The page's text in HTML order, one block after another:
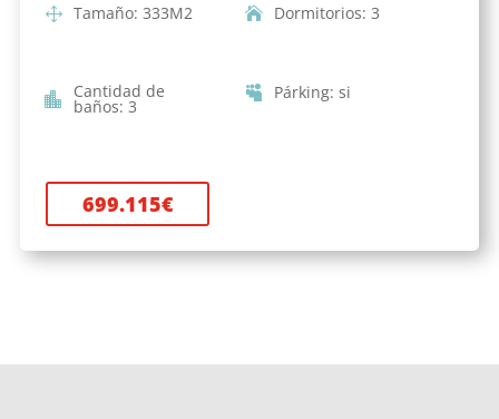
Tamaño: 333M2 Dormitorios: 3
Cantidad de
baños: 3
Párking: si
699.115€